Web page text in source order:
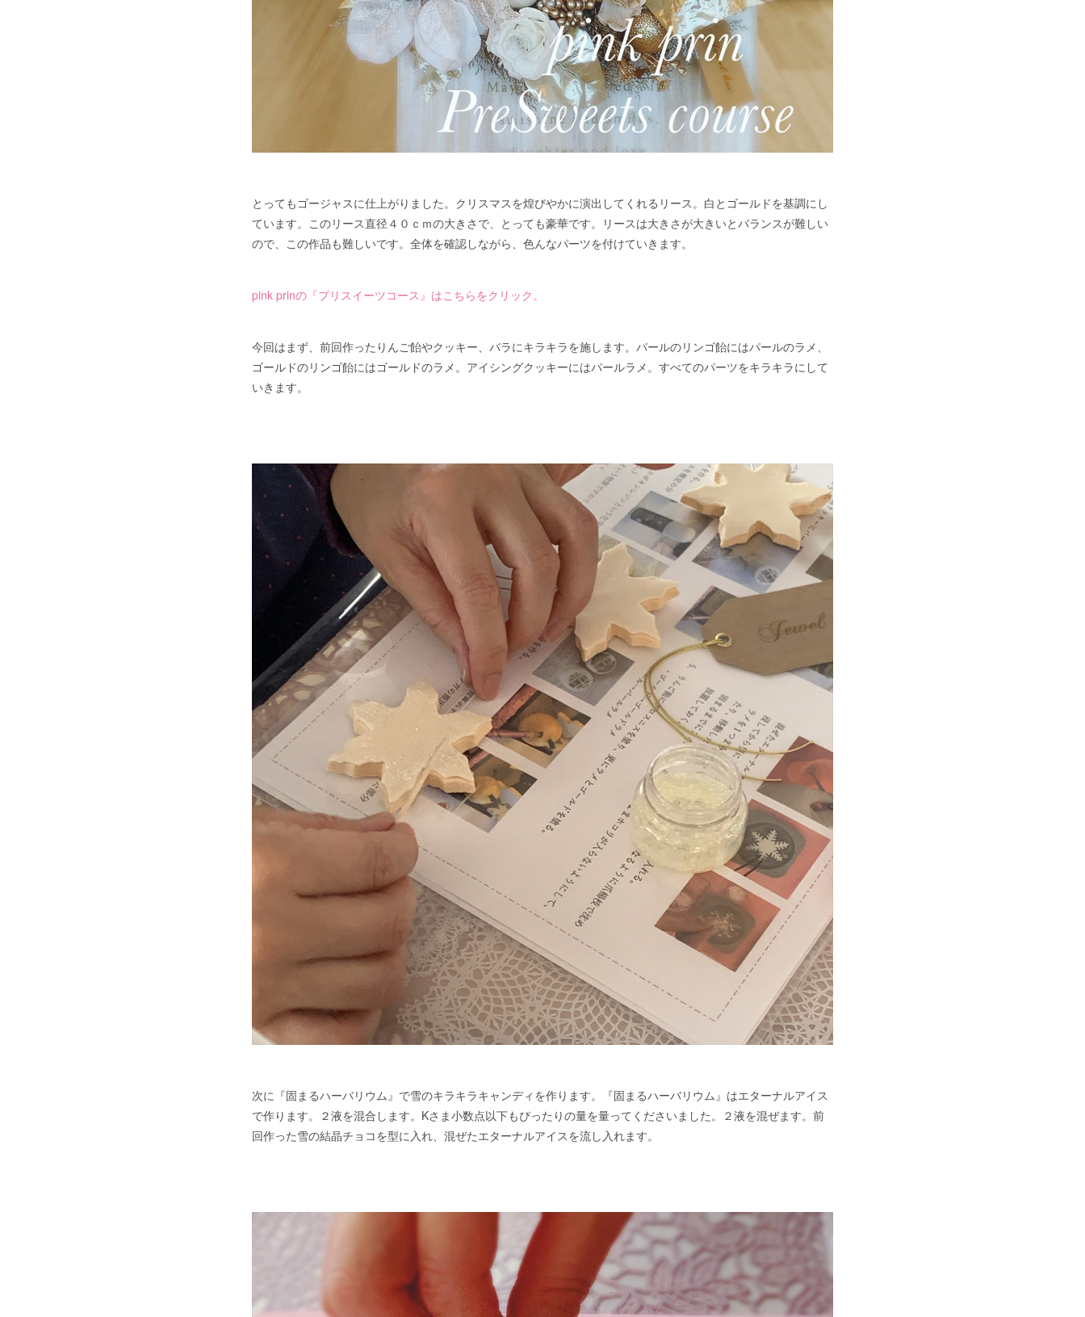
とってもゴージャスに仕上がりました。クリスマスを煌びやかに演出してくれるリース。白とゴールドを基調にし
ています。このリース直径４０ｃｍの大きさで、とっても豪華です。リースは大きさが大きいとバランスが難しい
ので、この作品も難しいです。全体を確認しながら、色んなパーツを付けていきます。
pink prinの『プリスイーツコース』はこちらをクリック。
今回はまず、前回作ったりんご飴やクッキー、バラにキラキラを施します。パールのリンゴ飴にはパールのラメ、
ゴールドのリンゴ飴にはゴールドのラメ。アイシングクッキーにはパールラメ。すべてのパーツをキラキラにして
いきます。
次に『固まるハーバリウム』で雪のキラキラキャンディを作ります。『固まるハーバリウム』はエターナルアイス
で作ります。２液を混合します。Kさま小数点以下もぴったりの量を量ってくださいました。２液を混ぜます。前
回作った雪の結晶チョコを型に入れ、混ぜたエターナルアイスを流し入れます。